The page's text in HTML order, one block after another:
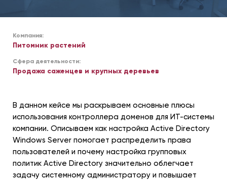
Компания:
Питомник растений
Сфера деятельности:
Продажа саженцев и крупных деревьев
В данном кейсе мы раскрываем основные плюсы
использования контроллера доменов для ИТ-системы
компании. Описываем как настройка Active Directory
Windows Server помогает распределить права
пользователей и почему настройка групповых
политик Active Directory значительно облегчает
задачу системному администратору и повышает